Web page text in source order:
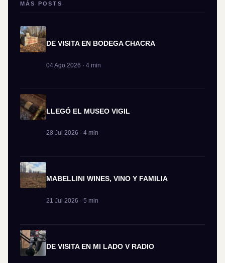
MÁS POSTS
DE VISITA EN BODEGA CHACRA
04 Ago 2026 · 4 min
LLEGÓ EL MUSEO VIGIL
28 Jul 2026 · 4 min
MABELLINI WINES, VINO Y FAMILIA
21 Jul 2026 · 5 min
DE VISITA EN MI LADO V RADIO